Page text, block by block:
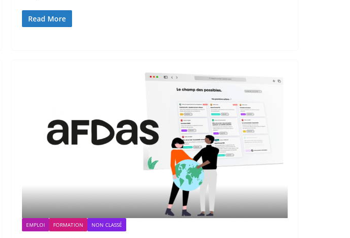
Read More
EMPLOI FORMATION NON CLASSÉ